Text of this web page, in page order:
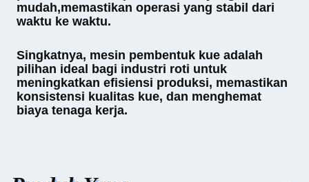
mudah,memastikan operasi yang stabil dari
waktu ke waktu.
Singkatnya, mesin pembentuk kue adalah
pilihan ideal bagi industri roti untuk
meningkatkan efisiensi produksi, memastikan
konsistensi kualitas kue, dan menghemat
biaya tenaga kerja.